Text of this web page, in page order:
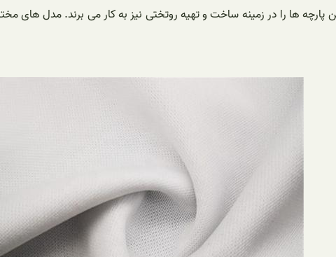
پارچه ها را در زمینه ساخت و تهیه روتختی نیز به کار می برند. مدل های